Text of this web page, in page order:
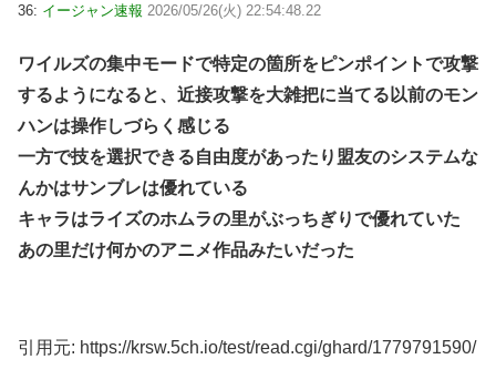
36: イージャン速報 2026/05/26(火) 22:54:48.22
ワイルズの集中モードで特定の箇所をピンポイントで攻撃
するようになると、近接攻撃を大雑把に当てる以前のモン
ハンは操作しづらく感じる
一方で技を選択できる自由度があったり盟友のシステムな
んかはサンブレは優れている
キャラはライズのホムラの里がぶっちぎりで優れていた
あの里だけ何かのアニメ作品みたいだった
引用元: https://krsw.5ch.io/test/read.cgi/ghard/1779791590/